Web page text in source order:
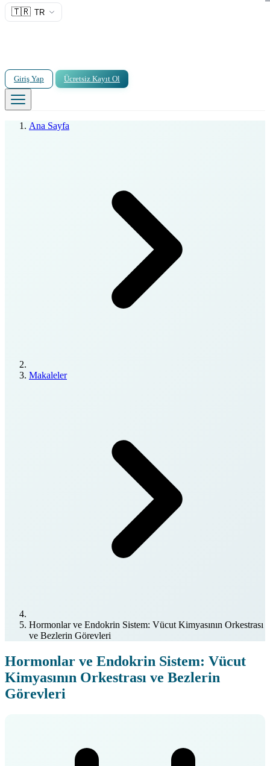
🇹🇷 TR
Giriş Yap Ücretsiz Kayıt Ol
Ana Sayfa
Makaleler
Hormonlar ve Endokrin Sistem: Vücut Kimyasının Orkestrası
ve Bezlerin Görevleri
Hormonlar ve Endokrin Sistem: Vücut
Kimyasının Orkestrası ve Bezlerin
Görevleri